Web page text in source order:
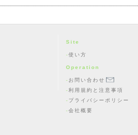
Site
使い方
Operation
お問い合わせ
利用規約と注意事項
プライバシーポリシー
会社概要